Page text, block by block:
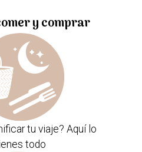
y comprar
tu viaje? Aquí lo
todo